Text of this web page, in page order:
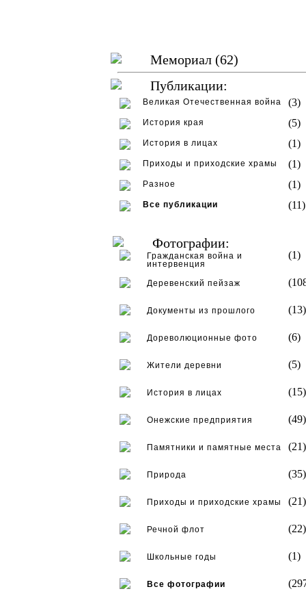
Мемориал (62)
Публикации:
Великая Отечественная война (3)
История края (5)
История в лицах (1)
Приходы и приходские храмы (1)
Разное (1)
Все публикации (11)
Фотографии:
Гражданская война и
интервенция
(1)
Деревенский пейзаж
Документы из прошлого (13)
Дореволюционные фото (6)
Жители деревни (5)
История в лицах (15)
Онежские предприятия (49)
Памятники и памятные места (21)
Природа (35)
Приходы и приходские храмы (21)
Речной флот (22)
Школьные годы (1)
Все фотографии